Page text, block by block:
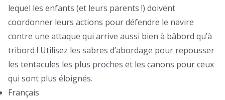
lequel les enfants (et leurs parents !) doivent
coordonner leurs actions pour défendre le navire
contre une attaque qui arrive aussi bien à bâbord qu’à
tribord ! Utilisez les sabres d’abordage pour repousser
les tentacules les plus proches et les canons pour ceux
qui sont plus éloignés.
Français